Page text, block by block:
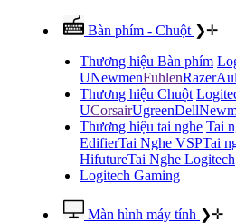
Bàn phím - Chuột ❯✛
Thương hiệu Bàn phím
UNewmenFuhlenRazer
Thương hiệu Chuột
UCorsairUgreenDell
Thương hiệu tai nghe Tai
EdifierTai Nghe VSPTai
HifutureTai Nghe Logitech
Logitech Gaming
Màn hình máy tính ❯✛